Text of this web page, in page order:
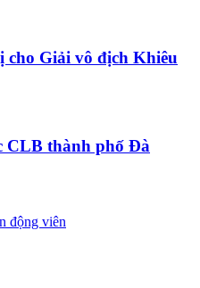
cho Giải vô địch Khiêu
CLB thành phố Đà
động viên